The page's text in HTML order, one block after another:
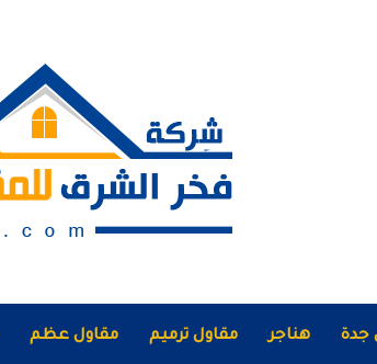
مقاول عظم مقاول ترميم هناجر جدة